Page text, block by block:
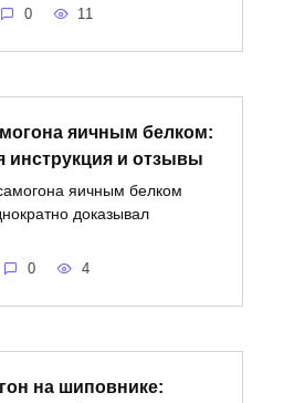
0 11
яичным белком:
инструкция и отзывы
яичным белком
доказывал
0 4
на шиповнике: